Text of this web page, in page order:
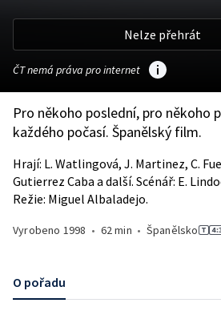
Nelze přehrát
ČT nemá práva pro internet
Pro někoho poslední, pro někoho
každého počasí. Španělský film.
Hrají: L. Watlingová, J. Martinez, C.
Gutierrez Caba a další. Scénář: E.
Režie: Miguel Albaladejo.
Vyrobeno 1998 • 62 min • Španělsko
O pořadu